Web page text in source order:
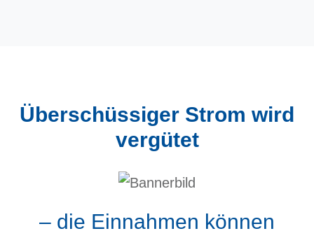
Überschüssiger Strom wird
vergütet
– die Einnahmen können